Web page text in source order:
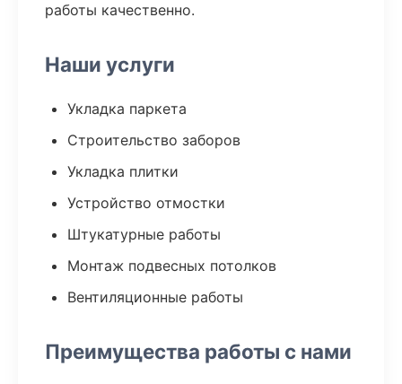
работы качественно.
Наши услуги
Укладка паркета
Строительство заборов
Укладка плитки
Устройство отмостки
Штукатурные работы
Монтаж подвесных потолков
Вентиляционные работы
Преимущества работы с нами